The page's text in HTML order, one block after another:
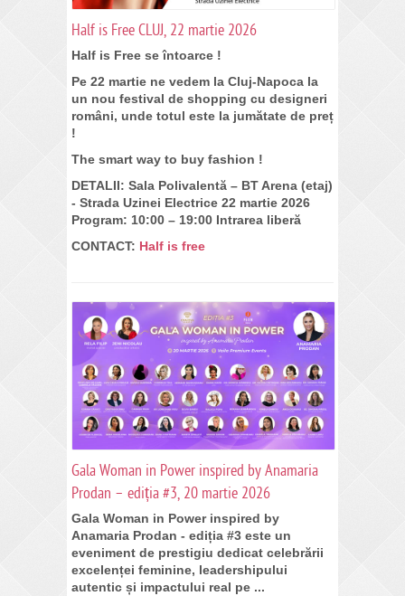
Half is Free CLUJ, 22 martie 2026
Half is Free se întoarce !
Pe 22 martie ne vedem la Cluj-Napoca la
un nou festival de shopping cu designeri
români, unde totul este la jumătate de preț
!
The smart way to buy fashion !
DETALII: Sala Polivalentă – BT Arena (etaj)
- Strada Uzinei Electrice 22 martie 2026
Program: 10:00 – 19:00 Intrarea liberă
CONTACT: Half is free
Gala Woman in Power inspired by Anamaria
Prodan – ediția #3, 20 martie 2026
Gala Woman in Power inspired by
Anamaria Prodan - ediția #3 este un
eveniment de prestigiu dedicat celebrării
excelenței feminine, leadershipului
autentic și impactului real pe ...